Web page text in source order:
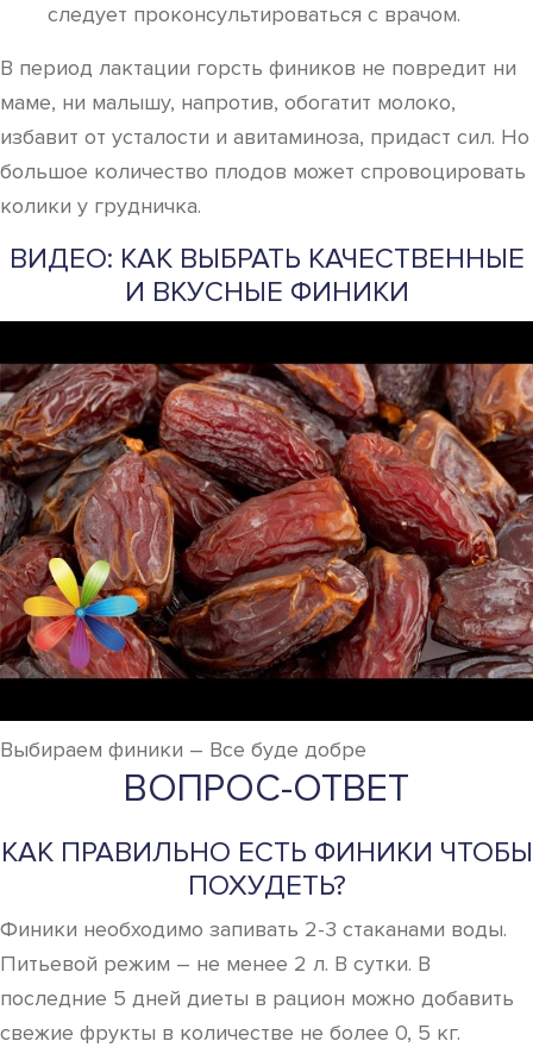
следует проконсультироваться с врачом.
В период лактации горсть фиников не повредит ни
маме, ни малышу, напротив, обогатит молоко,
избавит от усталости и авитаминоза, придаст сил. Но
большое количество плодов может спровоцировать
колики у грудничка.
ВИДЕО: КАК ВЫБРАТЬ КАЧЕСТВЕННЫЕ
И ВКУСНЫЕ ФИНИКИ
Выбираем финики – Все буде добре
ВОПРОС-ОТВЕТ
КАК ПРАВИЛЬНО ЕСТЬ ФИНИКИ ЧТОБЫ
ПОХУДЕТЬ?
Финики необходимо запивать 2-3 стаканами воды.
Питьевой режим – не менее 2 л. В сутки. В
последние 5 дней диеты в рацион можно добавить
свежие фрукты в количестве не более 0, 5 кг.